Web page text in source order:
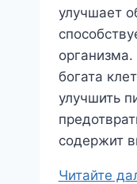
улучшает
богата
улучшить
содержит
Читайте